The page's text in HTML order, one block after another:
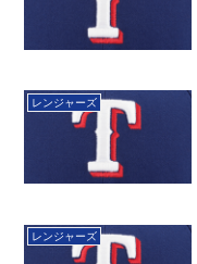
レンジャーズ
レンジャーズ